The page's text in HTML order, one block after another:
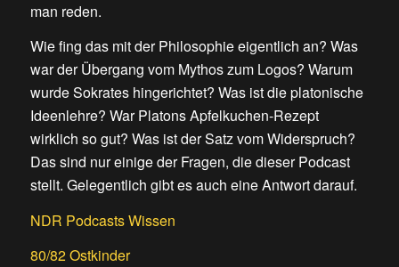
man reden.
Wie fing das mit der Philosophie eigentlich an? Was
war der Übergang vom Mythos zum Logos? Warum
wurde Sokrates hingerichtet? Was ist die platonische
Ideenlehre? War Platons Apfelkuchen-Rezept
wirklich so gut? Was ist der Satz vom Widerspruch?
Das sind nur einige der Fragen, die dieser Podcast
stellt. Gelegentlich gibt es auch eine Antwort darauf.
NDR Podcasts Wissen
80/82 Ostkinder